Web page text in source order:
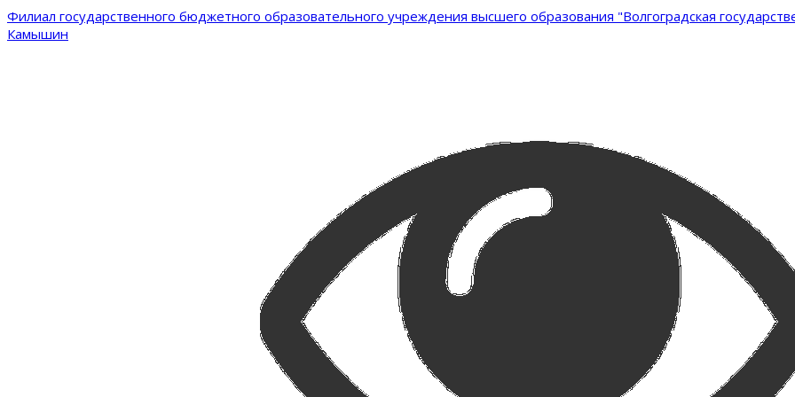
Филиал государственного бюджетного образовательного учреждения высшего образования "Волгоградская
Камышин